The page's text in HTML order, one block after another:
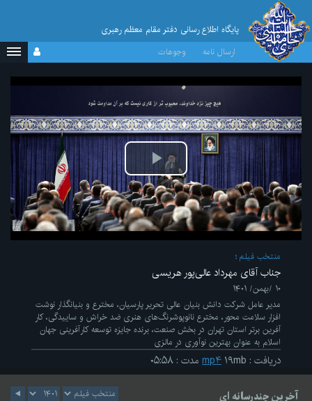
پایگاه اطلاع رسانی دفتر مقام معظم رهبری
ارسال نامه
وجوهات
پخش
ویدیو
منتخب فیلم
جناب آقای مهرداد عالی‌پور هریسی
۱۰ /بهمن/ ۱۴۰۱
مدیر عامل شرکت دانش بنیان عالی تحریر پارسیان، مخترع و بنیانگذار نوشت
افزار سلامت محور، مخترع نانوپوشرنگ‌های هنری ضد خراش و ساییدگی، کار
آفرین برتر استان تهران در بخش صنعت، برنده جایزه توسعه کارآفرینی جهان
اسلام به عنوان بهترین نوآوری در مالزی
دریافت : mp۴ ۱۹mb مدت : ۰۵:۵۸
آخرین چندرسانه ای